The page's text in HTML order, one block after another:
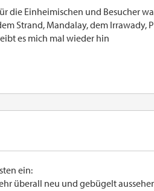
die Einheimischen und Besucher
Strand, Mandalay, dem Irrawady,
es mich mal wieder hin
ein:
überall neu und gebügelt